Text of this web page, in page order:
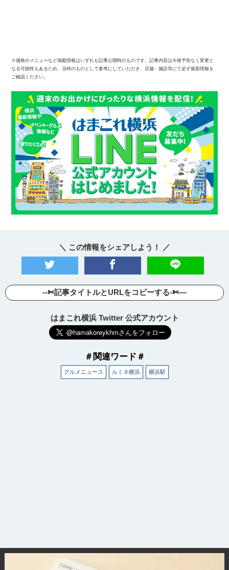
※価格やメニューなど掲載情報はいずれも記事公開時のものです。記事内容は今後予告なく変更と
なる可能性もあるため、当時のものとして参考にしていただき、店舗・施設等にて必ず最新情報を
ご確認ください。
＼ この情報をシェアしよう！ ／
--✄記事タイトルとURLをコピーする-✄—
はまこれ横浜 Twitter 公式アカウント
＃関連ワード＃
グルメニュース ルミネ横浜 横浜駅